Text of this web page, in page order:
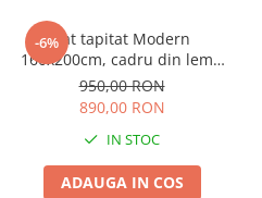
-6%Pat tapitat Modern
160x200cm, cadru din lemn
cu somiera fixa, culoare Gri
950,00 RON
890,00 RON
IN STOC
ADAUGA IN COS